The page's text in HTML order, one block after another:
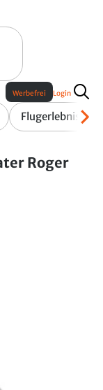
Flugerlebnis
Werbefrei Login
Roger